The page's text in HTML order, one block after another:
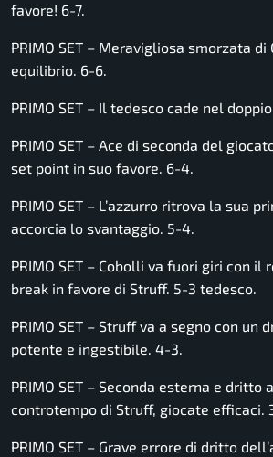
favore! 6-7.
PRIMO SET – Meravigliosa smorzata di
equilibrio. 6-6.
PRIMO SET – Il tedesco cade nel
PRIMO SET – Ace di seconda del
set point in suo favore. 6-4.
PRIMO SET – L’azzurro ritrova la sua
accorcia lo svantaggio. 5-4.
PRIMO SET – Cobolli va fuori giri con il
break in favore di Struff. 5-3 tedesco.
PRIMO SET – Struff va a segno con un
potente e ingestibile. 4-3.
PRIMO SET – Seconda esterna e dritto
controtempo di Struff, giocate efficaci.
PRIMO SET – Grave errore di dritto